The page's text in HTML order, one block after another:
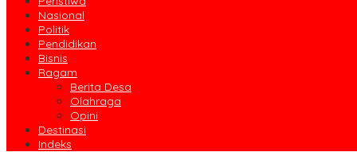
Nasional
Politik
Pendidikan
Bisnis
Ragam
Berita Desa
Olahraga
Opini
Destinasi
Indeks